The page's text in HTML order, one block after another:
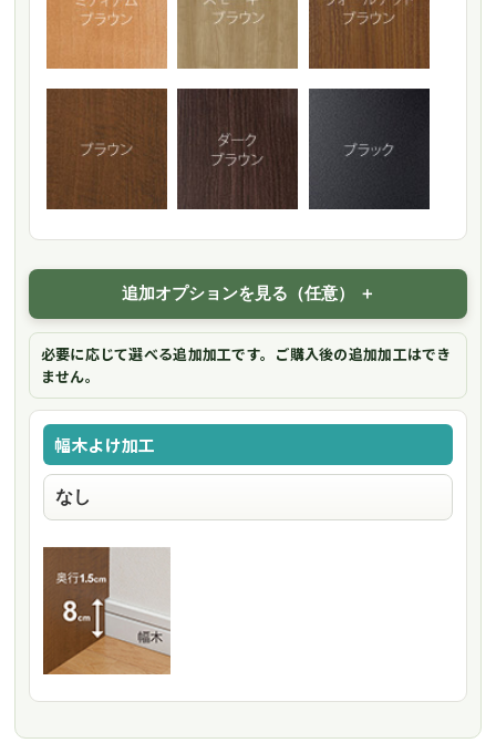
追加オプションを見る（任意）
必要に応じて選べる追加加工です。ご購入後の追加加工はでき
ません。
幅木よけ加工